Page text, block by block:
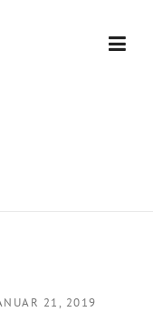
21, 2019